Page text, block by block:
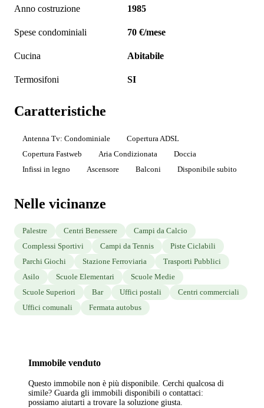
Anno costruzione 1985
Spese condominiali 70 €/mese
Cucina Abitabile
Termosifoni SI
Caratteristiche
Antenna Tv: Condominiale
Copertura ADSL
Copertura Fastweb
Aria Condizionata
Doccia
Infissi in legno
Ascensore Balconi Disponibile subito
Nelle vicinanze
Palestre Centri Benessere
Campi da Calcio
Complessi Sportivi
Campi da Tennis
Piste Ciclabili
Parchi Giochi
Stazione Ferroviaria
Trasporti Pubblici
Asilo
Scuole Elementari
Scuole Medie
Scuole Superiori
Bar Uffici postali
Centri commerciali
Uffici comunali
Fermata autobus
Immobile venduto
Questo immobile non è più disponibile. Cerchi qualcosa di
simile? Guarda gli immobili disponibili o contattaci:
possiamo aiutarti a trovare la soluzione giusta.